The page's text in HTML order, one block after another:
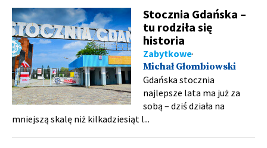
Stocznia Gdańska –
tu rodziła się
historia
Zabytkowe
Michał Głombiowski
Gdańska stocznia
najlepsze lata ma już za
sobą – dziś działa na
mniejszą skalę niż kilkadziesiąt l...